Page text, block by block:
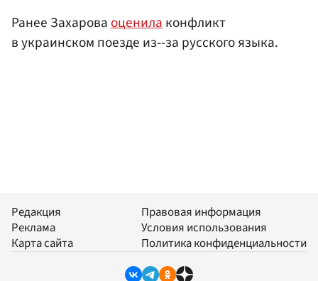
Ранее Захароваоценилаконфликт
в украинском поезде из--за русского языка.
Редакция
Реклама
Карта сайта
Правовая информация
Условия использования
Политика конфиденциальности